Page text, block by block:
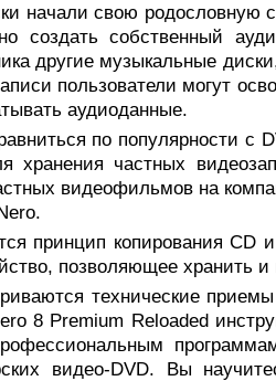
начали свою родословную
создать собственный
другие музыкальные
пользователи могут
аудиоданные.
по популярности с
хранения частных
видеофильмов на
принцип копирования CD
позволяющее хранить
технические
8 Premium Reloaded
видео-DVD. Вы